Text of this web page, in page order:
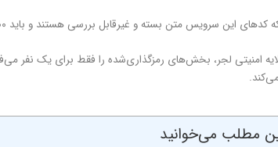
سرویس متن بسته و غیرقابل بررسی هستند و باید ۱۰۰٪ به لجر اعتماد کنیم.
مطلب می‌خوانید